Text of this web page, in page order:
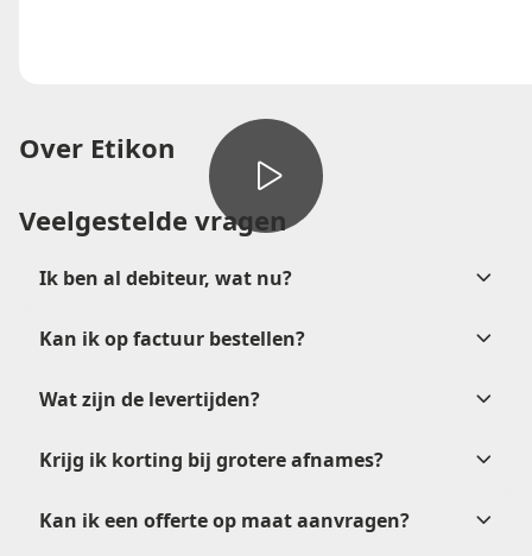
Over Etikon
Veelgestelde vragen
Ik ben al debiteur, wat nu?
Kan ik op factuur bestellen?
na
verkoop@etikon.nl.
Wat zijn de levertijden?
Krijg ik korting bij grotere afnames?
Kan ik een offerte op maat aanvragen?